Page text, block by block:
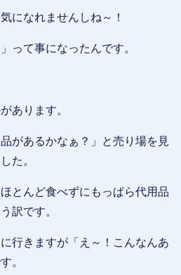
になれませんしね～！
って事になったんです。
あります。
があるかなぁ？」と売り場を見
た。
とんど食べずにもっぱら代用品
訳です。
行きますが「え～！こんなんあ
。